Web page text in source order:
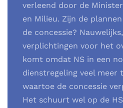
verleend door de
en Milieu. Zijn de
de concessie?
verplichtingen voor het
komt omdat NS in een
dienstregeling veel
waartoe de concessie
Het schuurt wel op de